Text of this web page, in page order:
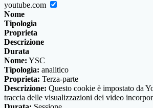
youtube.com
Nome
Tipologia
Proprieta
Descrizione
Durata
Nome: YSC
Tipologia: analitico
Proprieta: Terza-parte
Descrizione: Questo cookie è impostato da
traccia delle visualizzazioni dei video